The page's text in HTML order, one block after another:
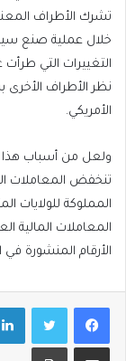
تشرك الأطراف
خلال عملية صنع
التغييرات التي
نظر الأطراف
الأمريكي.
ولعل من أسباب
تنخفض المعاملات
المملوكة للولايات
المعاملات المالية
الأرقام المنشورة
فيسبوكتويتر
مشاركة عبر البريد طباعة